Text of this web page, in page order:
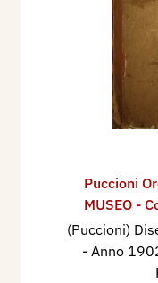
Puccioni
MUSEO -
(Puccioni)
- Anno